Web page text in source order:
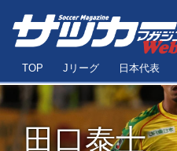
TOP Jリーグ 日本代表
田口泰士